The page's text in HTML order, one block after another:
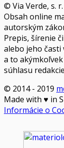
© Via Verde, s.
Obsah online
autorským
Prepis, šírenie
alebo jeho časti
a to
súhlasu
© 2014 - 2019
Made with ♥ in
Informácie o